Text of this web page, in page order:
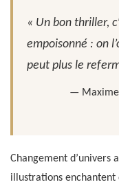
« Un bon thriller,
empoisonné : on
peut plus le
— Maxime
Changement d’univers
illustrations enchantent